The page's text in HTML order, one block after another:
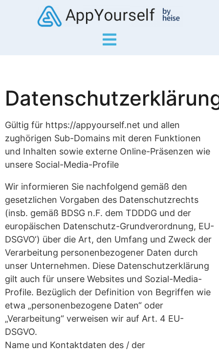
Gültig für https://appyourself.net und allen
zughörigen Sub-Domains mit deren Funktionen
und Inhalten sowie externe Online-Präsenzen wie
unsere Social-Media-Profile
Wir informieren Sie nachfolgend gemäß den
gesetzlichen Vorgaben des Datenschutzrechts
(insb. gemäß BDSG n.F. dem TDDDG und der
europäischen Datenschutz-Grundverordnung, EU-
DSGVO‘) über die Art, den Umfang und Zweck der
Verarbeitung personenbezogener Daten durch
unser Unternehmen. Diese Datenschutzerklärung
gilt auch für unsere Websites und Sozial-Media-
Profile. Bezüglich der Definition von Begriffen wie
etwa „personenbezogene Daten“ oder
„Verarbeitung“ verweisen wir auf Art. 4 EU-
DSGVO.
Name und Kontaktdaten des / der